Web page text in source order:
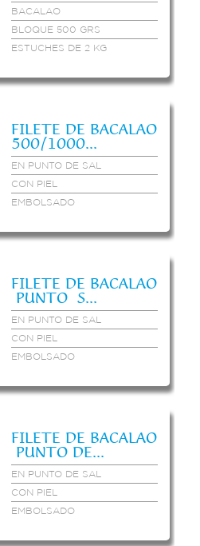
BACALAO
BLOQUE 500 GRS
ESTUCHES DE 2 KG
FILETE DE BACALAO
500/1000...
EN PUNTO DE SAL
CON PIEL
EMBOLSADO
FILETE DE BACALAO
PUNTO S...
EN PUNTO DE SAL
CON PIEL
EMBOLSADO
FILETE DE BACALAO
PUNTO DE...
EN PUNTO DE SAL
CON PIEL
EMBOLSADO